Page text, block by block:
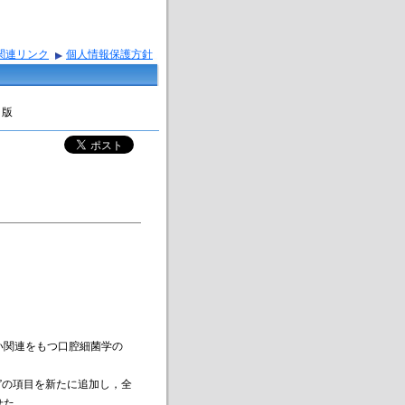
連リンク 個人情報保護方針
連をもつ口腔細菌学の
項目を新たに追加し，全